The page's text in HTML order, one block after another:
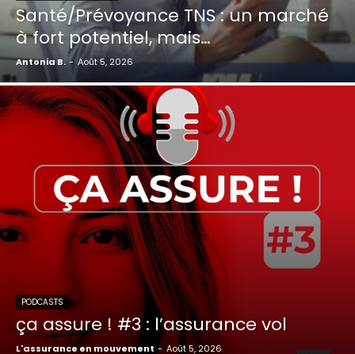
Santé/Prévoyance TNS : un marché
à fort potentiel, mais…
Antonia B. - Août 5, 2026
PODCASTS
ça assure ! #3 : l’assurance vol
L'assurance en mouvement - Août 5, 2026